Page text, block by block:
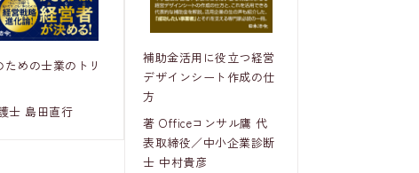
ための士業のトリ
士 島田直行
補助金活用に役立つ経営
デザインシート作成の仕
方
著 Officeコンサル鷹 代
表取締役／中小企業診断
士 中村貴彦